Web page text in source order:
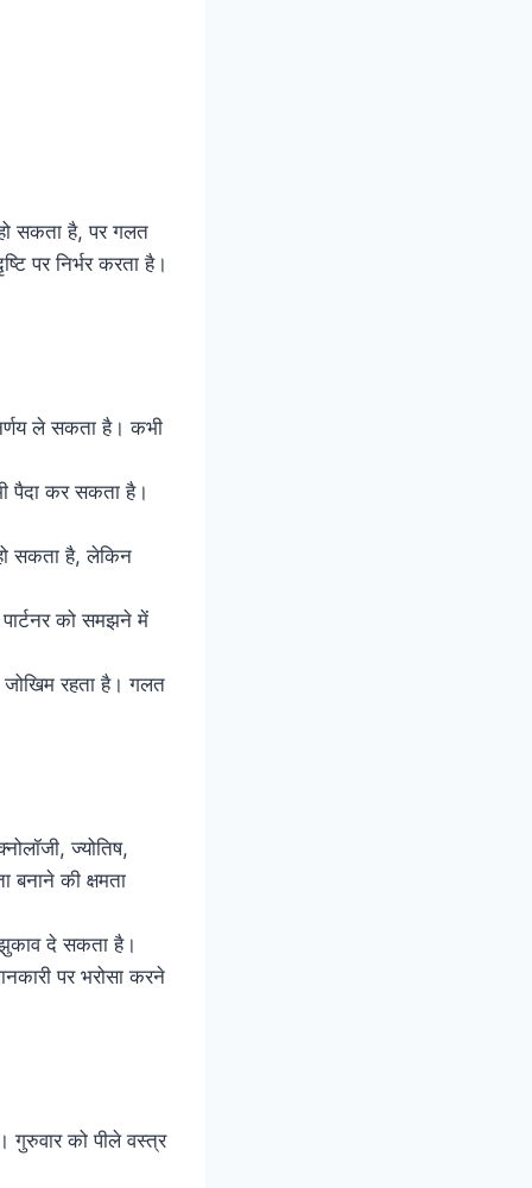
हो सकता है, पर गलत
पर निर्भर करता है।
ले सकता है। कभी
पैदा कर सकता है।
सकता है, लेकिन
को समझने में
रहता है। गलत
ज्योतिष,
बनाने की क्षमता
दे सकता है।
पर भरोसा करने
गुरुवार को पीले वस्त्र